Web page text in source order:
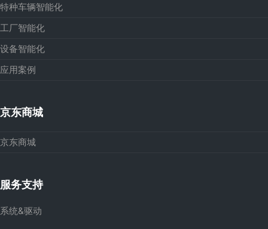
特种车辆智能化
工厂智能化
设备智能化
应用案例
京东商城
京东商城
服务支持
系统&驱动